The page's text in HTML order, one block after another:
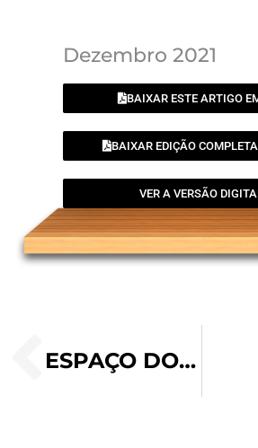
Dezembro 2021
BAIXAR ESTE ARTIGO
BAIXAR EDIÇÃO
VER A VERSÃO
ESPAÇO DO LEITOR